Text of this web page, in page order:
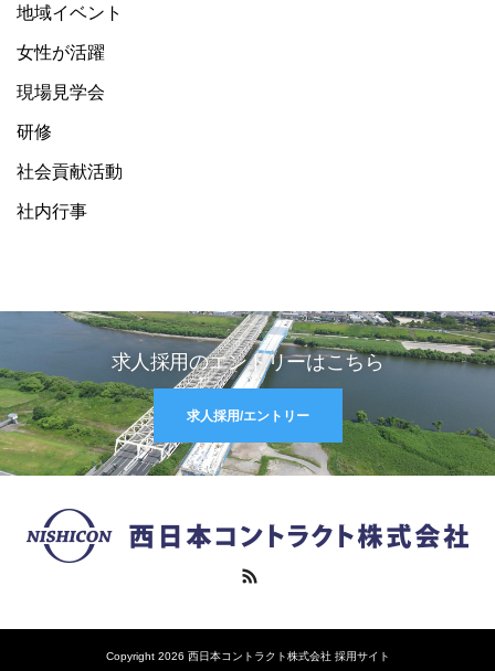
地域イベント
女性が活躍
現場見学会
研修
社会貢献活動
社内行事
求人採用のエントリーはこちら
求人採用/エントリー
Copyright 2026 西日本コントラクト株式会社 採用サイト